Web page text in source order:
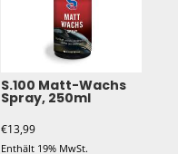
S.100 Matt-Wachs
Spray, 250ml
€13,99
Enthält 19% MwSt.